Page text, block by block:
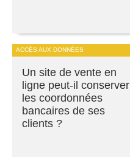
ACCÈS AUX DONNÉES
Un site de vente en
ligne peut-il conserver
les coordonnées
bancaires de ses
clients ?